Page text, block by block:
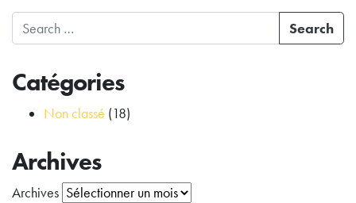
Search
Catégories
Non classé (18)
Archives
Archives